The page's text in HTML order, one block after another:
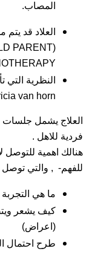
المصاب.
العلاد قد
PARENT
–
van horn)
العلاج يشمل
فردية للاهل .
هنالك اهمية للتوصل
للفهم- , والتي توصل
ما هي
كيف يشعر
(اعراض)
طرح احتمال